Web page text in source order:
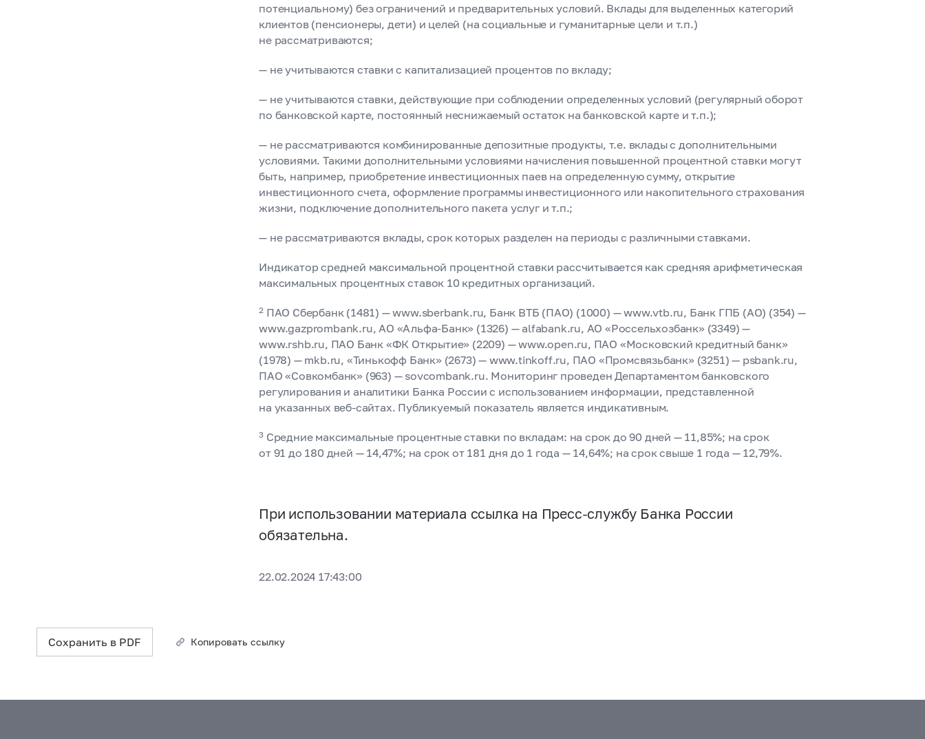
потенциальному) без ограничений и предварительных условий. Вклады для выделенных категорий
клиентов (пенсионеры, дети) и целей (на социальные и гуманитарные цели и т.п.)
не рассматриваются;
— не учитываются ставки с капитализацией процентов по вкладу;
— не учитываются ставки, действующие при соблюдении определенных условий (регулярный оборот
по банковской карте, постоянный неснижаемый остаток на банковской карте и т.п.);
— не рассматриваются комбинированные депозитные продукты, т.е. вклады с дополнительными
условиями. Такими дополнительными условиями начисления повышенной процентной ставки могут
быть, например, приобретение инвестиционных паев на определенную сумму, открытие
инвестиционного счета, оформление программы инвестиционного или накопительного страхования
жизни, подключение дополнительного пакета услуг и т.п.;
— не рассматриваются вклады, срок которых разделен на периоды с различными ставками.
Индикатор средней максимальной процентной ставки рассчитывается как средняя арифметическая
максимальных процентных ставок 10 кредитных организаций.
2 ПАО Сбербанк (1481) — www.sberbank.ru, Банк ВТБ (ПАО) (1000) — www.vtb.ru, Банк ГПБ (АО) (354) —
www.gazprombank.ru, АО «Альфа-Банк» (1326) — alfabank.ru, АО «Россельхозбанк» (3349) —
www.rshb.ru, ПАО Банк «ФК Открытие» (2209) — www.open.ru, ПАО «Московский кредитный банк»
(1978) — mkb.ru, «Тинькофф Банк» (2673) — www.tinkoff.ru, ПАО «Промсвязьбанк» (3251) — psbank.ru,
ПАО «Совкомбанк» (963) — sovcombank.ru. Мониторинг проведен Департаментом банковского
регулирования и аналитики Банка России с использованием информации, представленной
на указанных веб-сайтах. Публикуемый показатель является индикативным.
3 Средние максимальные процентные ставки по вкладам: на срок до 90 дней — 11,85%; на срок
от 91 до 180 дней — 14,47%; на срок от 181 дня до 1 года — 14,64%; на срок свыше 1 года — 12,79%.
При использовании материала ссылка на Пресс-службу Банка России
обязательна.
22.02.2024 17:43:00
Сохранить в PDF Копировать ссылку